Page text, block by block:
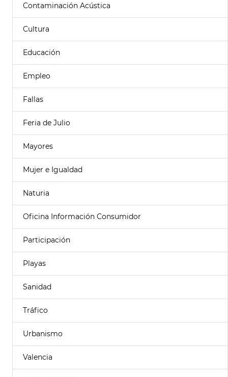
Contaminación Acústica
Cultura
Educación
Empleo
Fallas
Feria de Julio
Mayores
Mujer e Igualdad
Naturia
Oficina Información Consumidor
Participación
Playas
Sanidad
Tráfico
Urbanismo
Valencia